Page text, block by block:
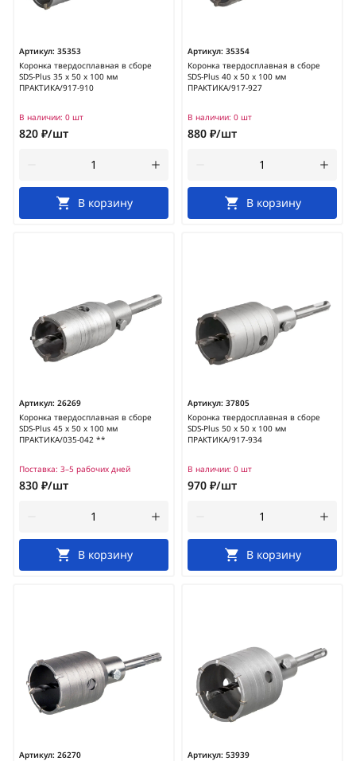
Артикул: 35353
Коронка твердосплавная в сборе
SDS-Plus 35 х 50 х 100 мм
ПРАКТИКА/917-910
В наличии: 0 шт
820 ₽/шт
В корзину
Артикул: 35354
Коронка твердосплавная в сборе
SDS-Plus 40 х 50 х 100 мм
ПРАКТИКА/917-927
В наличии: 0 шт
880 ₽/шт
В корзину
Артикул: 26269
Коронка твердосплавная в сборе
SDS-Plus 45 х 50 х 100 мм
ПРАКТИКА/035-042 **
Поставка: 3–5 рабочих дней
830 ₽/шт
В корзину
Артикул: 37805
Коронка твердосплавная в сборе
SDS-Plus 50 х 50 х 100 мм
ПРАКТИКА/917-934
В наличии: 0 шт
970 ₽/шт
В корзину
Артикул: 26270
Артикул: 53939